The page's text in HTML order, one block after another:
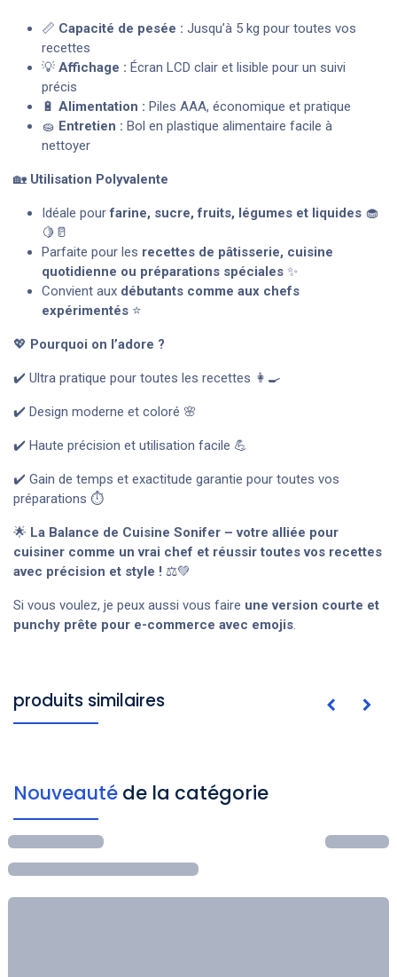
📏 Capacité de pesée : Jusqu’à 5 kg pour toutes vos
recettes
💡 Affichage : Écran LCD clair et lisible pour un suivi
précis
🔋 Alimentation : Piles AAA, économique et pratique
🧽 Entretien : Bol en plastique alimentaire facile à
nettoyer
🏡 Utilisation Polyvalente
Idéale pourfarine, sucre, fruits, légumes et liquides 🧁
🍋🥛
Parfaite pour les recettes de pâtisserie, cuisine
quotidienne ou préparations spéciales ✨
Convient aux débutants comme aux chefs
expérimentés ⭐
💖 Pourquoi on l’adore ?
✔️ Ultra pratique pour toutes les recettes 👩‍🍳
✔️ Design moderne et coloré 🌸
✔️ Haute précision et utilisation facile 💪
✔️ Gain de temps et exactitude garantie pour toutes vos
préparations ⏱️
🌟 La Balance de Cuisine Sonifer – votre alliée pour
cuisiner comme un vrai chef et réussir toutes vos recettes
avec précision et style ! ⚖️💚
Si vous voulez, je peux aussi vous faire une version courte et
punchy prête pour e-commerce avec emojis.
produits similaires
Nouveauté de la catégorie